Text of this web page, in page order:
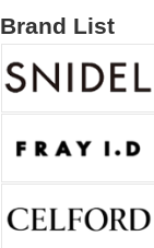
Brand List